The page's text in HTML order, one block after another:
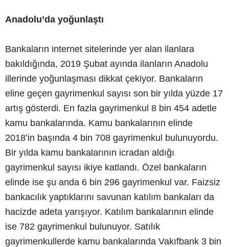
Anadolu’da yoğunlaştı
Bankaların internet sitelerinde yer alan ilanlara
bakıldığında, 2019 Şubat ayında ilanların Anadolu
illerinde yoğunlaşması dikkat çekiyor. Bankaların
eline geçen gayrimenkul sayısı son bir yılda yüzde 17
artış gösterdi. En fazla gayrimenkul 8 bin 454 adetle
kamu bankalarında. Kamu bankalarının elinde
2018’in başında 4 bin 708 gayrimenkul bulunuyordu.
Bir yılda kamu bankalarının icradan aldığı
gayrimenkul sayısı ikiye katlandı. Özel bankaların
elinde ise şu anda 6 bin 296 gayrimenkul var. Faizsiz
bankacılık yaptıklarını savunan katılım bankaları da
hacizde adeta yarışıyor. Katılım bankalarının elinde
ise 782 gayrimenkul bulunuyor. Satılık
gayrimenkullerde kamu bankalarında Vakıfbank 3 bin